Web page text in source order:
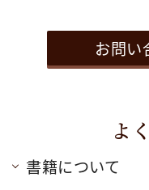
お問い
よ
書籍について